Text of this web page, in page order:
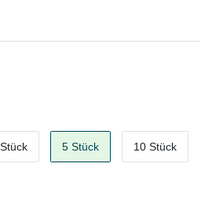
5 Stück 10 Stück